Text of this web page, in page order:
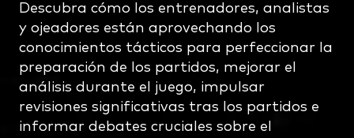
Descubra cómo los entrenadores, analistas
y ojeadores están aprovechando los
conocimientos tácticos para perfeccionar la
preparación de los partidos, mejorar el
análisis durante el juego, impulsar
revisiones significativas tras los partidos e
informar debates cruciales sobre el